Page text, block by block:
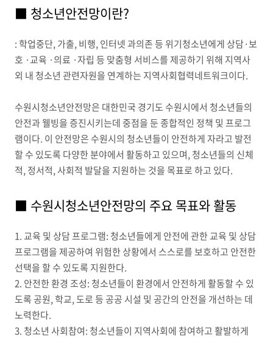
■ 청소년안전망이란?
: 학업중단, 가출, 비행, 인터넷 과의존 등 위기청소년에게 상담·보
호 ·교육 ·의료 ·자립 등 맞춤형 서비스를 제공하기 위해 지역사
외 내 청소년 관련자원을 연계하는 지역사회협력네트워크이다.
수원시청소년안전망은 대한민국 경기도 수원시에서 청소년들의
안전과 웰빙을 증진시키는데 중점을 둔 종합적인 정책 및 프로그
램이다. 이 안전망은 수원시의 청소년들이 안전하게 자라고 발전
할 수 있도록 다양한 분야에서 활동하고 있으며, 청소년들의 신체
적, 정서적, 사회적 발달을 지원하는 것을 목표로 하고 있다.
■ 수원시청소년안전망의 주요 목표와 활동
1. 교육 및 상담 프로그램: 청소년들에게 안전에 관한 교육 및 상담
프로그램을 제공하여 위험한 상황에서 스스로를 보호하고 안전한
선택을 할 수 있도록 지원한다.
2. 안전한 환경 조성: 청소년들이 환경에서 안전하게 활동할 수 있
도록 공원, 학교, 도로 등 공공 시설 및 공간의 안전을 개선하는 데
노력한다.
3. 청소년 사회참여: 청소년들이 지역사회에 참여하고 활발하게